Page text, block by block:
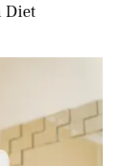
Diet